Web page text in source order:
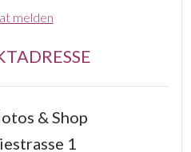
melden
& Shop
1